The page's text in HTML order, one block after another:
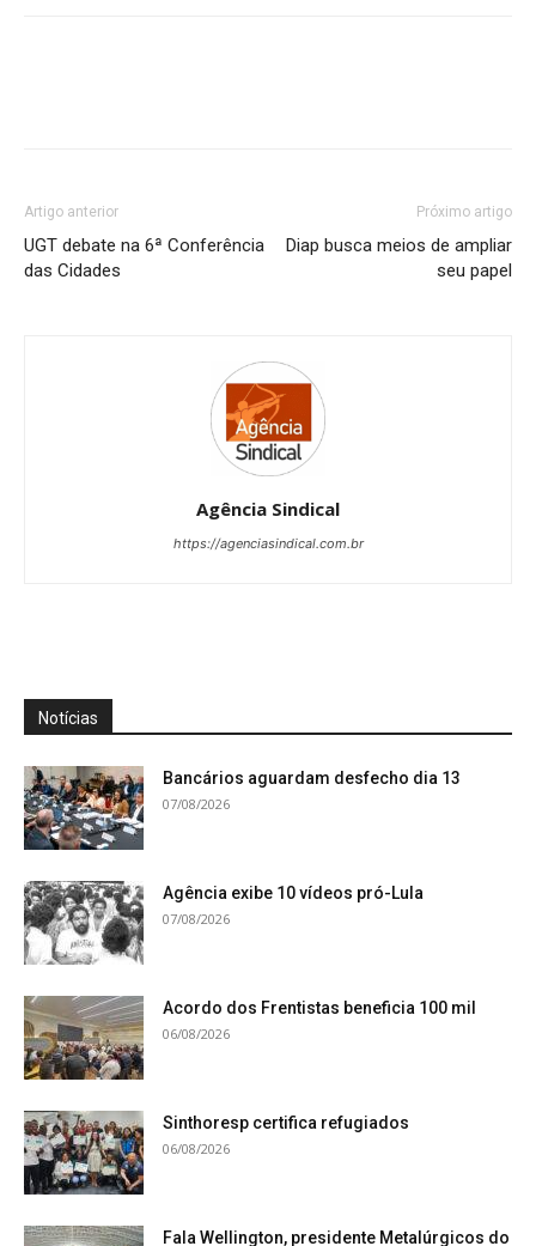
Artigo anterior
UGT debate na 6ª Conferência
das Cidades
Próximo artigo
Diap busca meios de ampliar
seu papel
Agência Sindical
https://agenciasindical.com.br
Notícias
Bancários aguardam desfecho dia 13
07/08/2026
Agência exibe 10 vídeos pró-Lula
07/08/2026
Acordo dos Frentistas beneficia 100 mil
06/08/2026
Sinthoresp certifica refugiados
06/08/2026
Fala Wellington, presidente Metalúrgicos do